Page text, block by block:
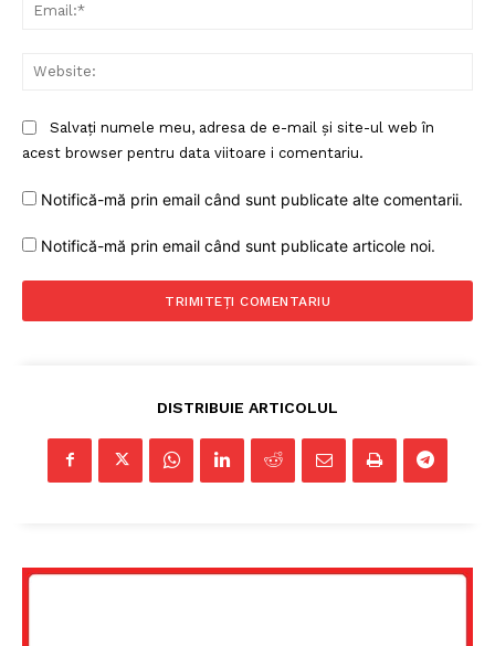
Un proiect
Salvați numele meu, adresa de e-mail și site-ul web în
acest browser pentru data viitoare i comentariu.
Notifică-mă prin email când sunt publicate alte comentarii.
Notifică-mă prin email când sunt publicate articole noi.
DISTRIBUIE ARTICOLUL